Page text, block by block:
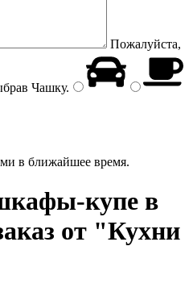
Пожалуйста,
Чашку.
в ближайшее время.
купе в
от "Кухни